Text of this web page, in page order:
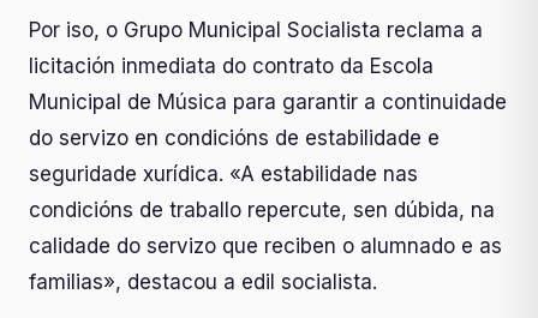
Por iso, o Grupo Municipal Socialista reclama a
licitación inmediata do contrato da Escola
Municipal de Música para garantir a continuidade
do servizo en condicións de estabilidade e
seguridade xurídica. «A estabilidade nas
condicións de traballo repercute, sen dúbida, na
calidade do servizo que reciben o alumnado e as
familias», destacou a edil socialista.